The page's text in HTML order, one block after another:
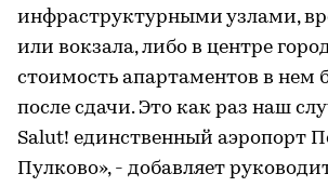
инфраструктурными узлами,
или вокзала, либо в центре
стоимость апартаментов в нем
после сдачи. Это как раз наш
Salut! единственный аэропорт
Пулково», - добавляет